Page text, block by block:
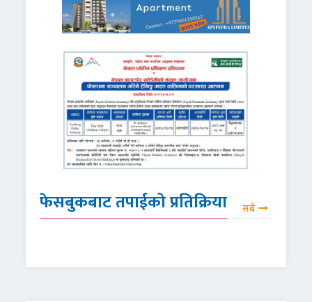
फेसबुकबाट तपाईको प्रतिक्रिया सबै